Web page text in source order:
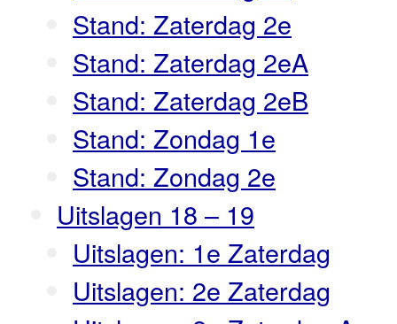
Stand: Zaterdag 2e
Stand: Zaterdag 2eA
Stand: Zaterdag 2eB
Stand: Zondag 1e
Stand: Zondag 2e
Uitslagen 18 – 19
Uitslagen: 1e Zaterdag
Uitslagen: 2e Zaterdag